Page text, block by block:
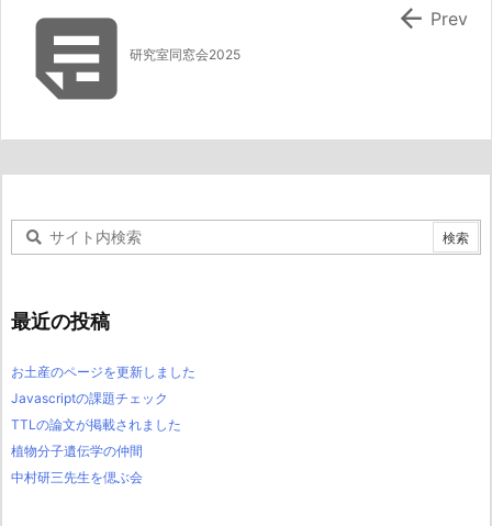
研究室同窓会2025
 Prev
最近の投稿
お土産のページを更新しました
Javascriptの課題チェック
TTLの論文が掲載されました
植物分子遺伝学の仲間
中村研三先生を偲ぶ会